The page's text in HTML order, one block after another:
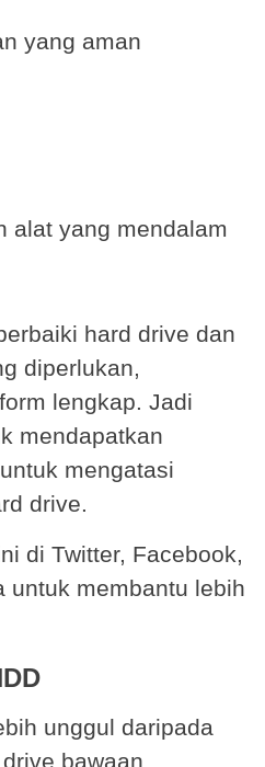
yang aman
alat yang mendalam
hard drive dan
diperlukan,
lengkap. Jadi
mendapatkan
mengatasi
drive.
di Twitter, Facebook,
untuk membantu lebih
unggul daripada
bawaan